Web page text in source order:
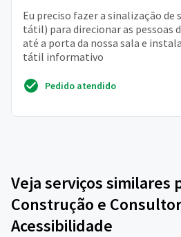
Eu preciso fazer a sinalização de
tátil) para direcionar as pessoas
até a porta da nossa sala e
tátil informativo
Pedido atendido
Veja serviços similares
Construção e
Acessibilidade